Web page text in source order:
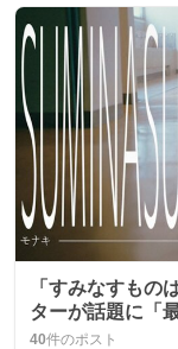
「すみなすもの
ターが話題に「
40件のポスト